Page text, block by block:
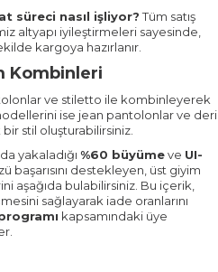
süreci nasıl işliyor?Tüm satış
altyapı iyileştirmeleri sayesinde,
kargoya hazırlanır.
Kombinleri
ve stiletto ile kombinleyerek
ise jean pantolonlar ve deri
stil oluşturabilirsiniz.
yakaladığı %60 büyümeve UI-
başarısını destekleyen, üst giyim
aşağıda bulabilirsiniz. Bu içerik,
sağlayarak iade oranlarını
kapsamındaki üye